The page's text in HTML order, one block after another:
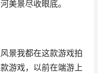
美景尽收眼底。
景我都在这款游戏拍
游戏，以前在端游上